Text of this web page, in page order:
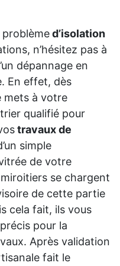
d’isolation
n’hésitez pas à
dépannage en
En effet, dès
mets à votre
qualifié pour
travaux de
simple
de votre
se chargent
de cette partie
cela fait, ils vous
pour la
Après validation
fait le